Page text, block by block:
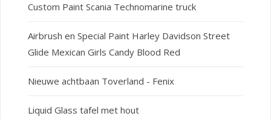
Custom Paint Scania Technomarine truck
Airbrush en Special Paint Harley Davidson Street
Glide Mexican Girls Candy Blood Red
Nieuwe achtbaan Toverland - Fenix
Liquid Glass tafel met hout